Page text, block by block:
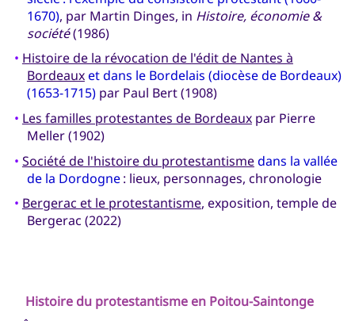
1670), par Martin Dinges, in Histoire, économie &
société(1986)
• Histoire de la révocation de l'édit de Nantes à
Bordeauxet dans le Bordelais (diocèse de Bordeaux)
(1653-1715)par Paul Bert (1908)
• Les familles protestantes de Bordeauxpar Pierre
Meller (1902)
• Société de l'histoire du protestantismedans la vallée
de la Dordogne: lieux, personnages, chronologie
• Bergerac et le protestantisme, exposition, temple de
Bergerac (2022)
Histoire du protestantisme en Poitou-Saintonge